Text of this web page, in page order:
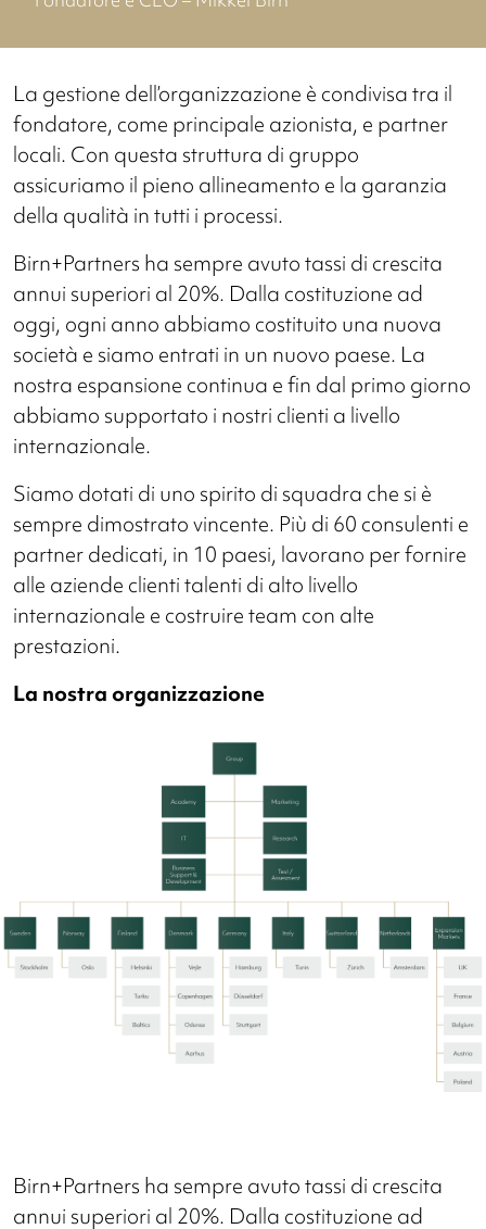
La gestione dell’organizzazione è condivisa tra il
fondatore, come principale azionista, e partner
locali. Con questa struttura di gruppo
assicuriamo il pieno allineamento e la garanzia
della qualità in tutti i processi.
Birn+Partners ha sempre avuto tassi di crescita
annui superiori al 20%. Dalla costituzione ad
oggi, ogni anno abbiamo costituito una nuova
società e siamo entrati in un nuovo paese. La
nostra espansione continua e fin dal primo giorno
abbiamo supportato i nostri clienti a livello
internazionale.
Siamo dotati di uno spirito di squadra che si è
sempre dimostrato vincente. Più di 60 consulenti e
partner dedicati, in 10 paesi, lavorano per fornire
alle aziende clienti talenti di alto livello
internazionale e costruire team con alte
prestazioni.
La nostra organizzazione
Birn+Partners ha sempre avuto tassi di crescita
annui superiori al 20%. Dalla costituzione ad